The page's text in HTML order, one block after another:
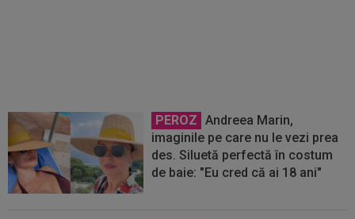
PEROZ Andreea Marin,
imaginile pe care nu le vezi prea
des. Siluetă perfectă în costum
de baie: "Eu cred că ai 18 ani"